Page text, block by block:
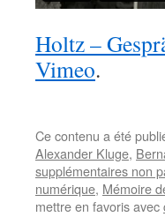
Holtz –
Vimeo.
Ce contenu a été
Alexander Kluge,
supplémentaires non
numérique, Mémoire
mettre en favoris avec